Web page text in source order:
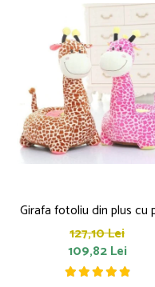
Girafa fotoliu din plus cu
127,10 Lei
109,82 Lei